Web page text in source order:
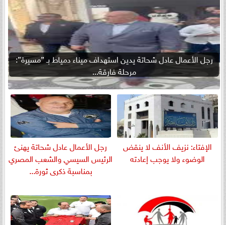
رجل الأعمال عادل شحاتة يدين استهداف ميناء دمياط بـ ”مسيرة”:
مرحلة فارقة...
الإفتاء: نزيف الأنف لا ينقض
الوضوء ولا يوجب إعادته
رجل الأعمال عادل شحاتة يهنئ
الرئيس السيسي والشعب المصري
بمناسبة ذكرى ثورة...